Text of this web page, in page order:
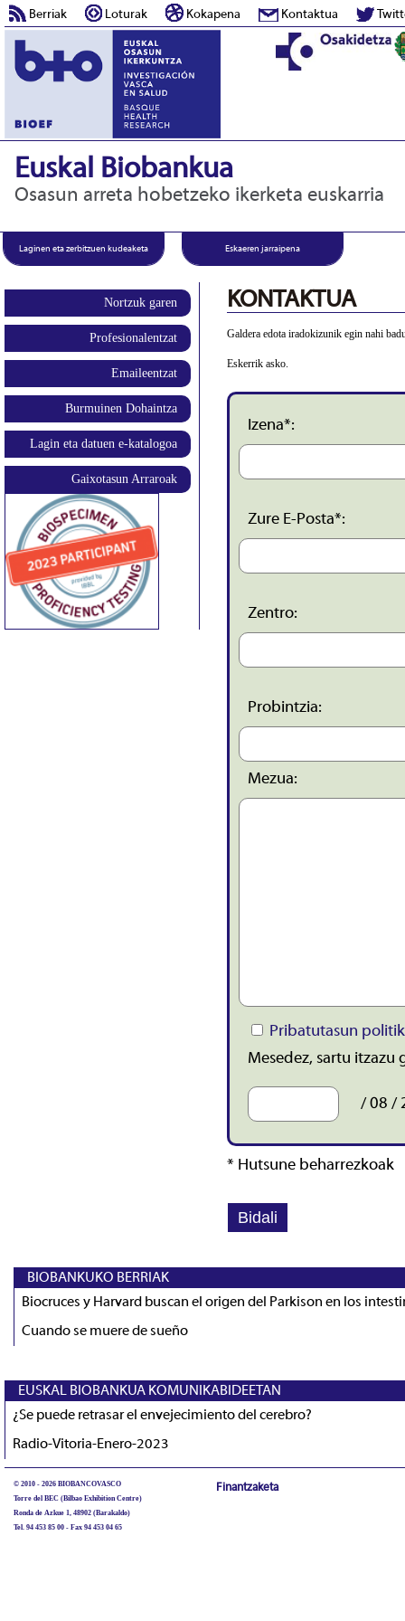
Berriak Loturak Kokapena Kontaktua
Euskal Biobankua
Osasun arreta hobetzeko ikerketa euskarria
Laginen eta zerbitzuen kudeaketa Eskaeren jarraipena
Nortzuk garen
Profesionalentzat
Emaileentzat
Burmuinen Dohaintza
Lagin eta datuen e-katalogoa
Gaixotasun Arraroak
KONTAKTUA
Galdera edota iradokizunik egin nahi
Eskerrik asko.
Izena*:
Zure E-Posta*:
Zentro:
Probintzia:
Mezua:
Pribatutasun
Mesedez, sartu itzazu
/ 08 /
* Hutsune beharrezkoak
BIOBANKUKO BERRIAK
Biocruces y Harvard buscan el origen del Parkison en los
Cuando se muere de sueño
EUSKAL BIOBANKUA KOMUNIKABIDEETAN
¿Se puede retrasar el envejecimiento del cerebro?
Radio-Vitoria-Enero-2023
© 2010 - 2026 BIOBANCOVASCO
Torre del BEC (Bilbao Exhibition Centre)
Ronda de Azkue 1, 48902 (Barakaldo)
Tel. 94 453 85 00 - Fax 94 453 04 65
Finantzaketa